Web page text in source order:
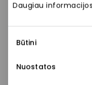
Daugiau
pasirinkimas
Būtini
Nuostatos
atsiskaityti ir
parduotuvėse. Akcija
informacijos
Prekybos ir